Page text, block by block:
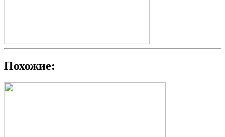
Похожие: